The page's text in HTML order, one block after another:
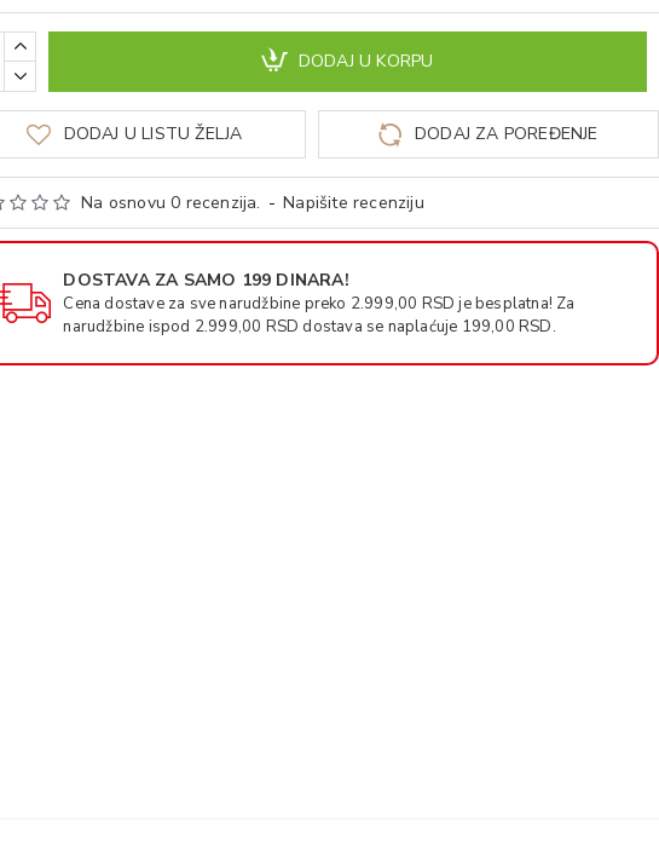
Na osnovu 0 recenzija. - Napišite recenziju
DODAJ U KORPU
DODAJ U LISTU ŽELJA DODAJ ZA POREĐENJE
DOSTAVA ZA SAMO 199 DINARA!
Cena dostave za sve narudžbine preko 2.999,00 RSD je besplatna! Za
narudžbine ispod 2.999,00 RSD dostava se naplaćuje 199,00 RSD.